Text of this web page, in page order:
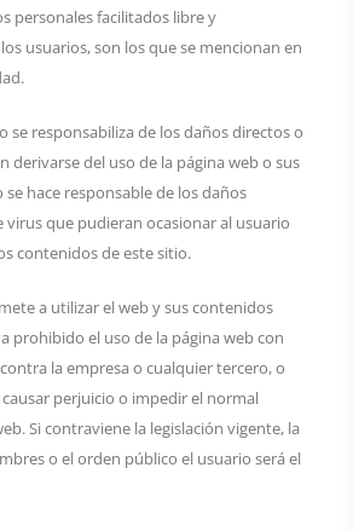
personales facilitados libre y
usuarios, son los que se mencionan en
se responsabiliza de los daños directos o
derivarse del uso de la página web o sus
hace responsable de los daños
que pudieran ocasionar al usuario
contenidos de este sitio.
a utilizar el web y sus contenidos
prohibido el uso de la página web con
la empresa o cualquier tercero, o
perjuicio o impedir el normal
Si contraviene la legislación vigente, la
o el orden público el usuario será el